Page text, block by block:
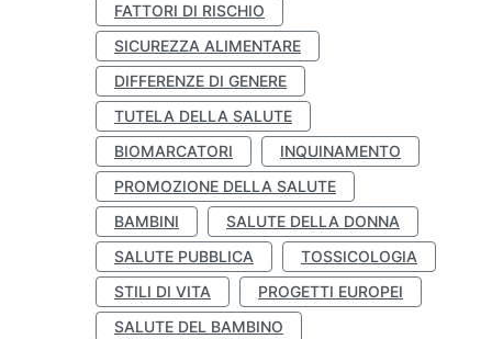
FATTORI DI RISCHIO
SICUREZZA ALIMENTARE
DIFFERENZE DI GENERE
TUTELA DELLA SALUTE
BIOMARCATORI
INQUINAMENTO
PROMOZIONE DELLA SALUTE
BAMBINI
SALUTE DELLA DONNA
SALUTE PUBBLICA
TOSSICOLOGIA
STILI DI VITA
PROGETTI EUROPEI
SALUTE DEL BAMBINO